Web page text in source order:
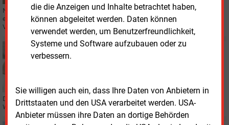
die die Anzeigen und Inhalte betrachtet haben,
können abgeleitet werden. Daten können
verwendet werden, um Benutzerfreundlichkeit,
Systeme und Software aufzubauen oder zu
verbessern.
Sie willigen auch ein, dass Ihre Daten von Anbietern in
Drittstaaten und den USA verarbeitet werden. USA-
Anbieter müssen ihre Daten an dortige Behörden
Nordex hat eine ESG-gebundene Garantiefazilität auf 2,475 Milliarden Euro
erweitert. Das Unternehmen will damit seine finanzielle Flexibilität und den
Vertrieb stärken.
Mittwoch, 8.07.2026, 09:20
AUFTRAG
Der Projektentwickler „Umweltgerechte Kraftanlagen“ erwirbt von Nordex
Windturbinen mit einer Gesamtleistung von 700 MW.